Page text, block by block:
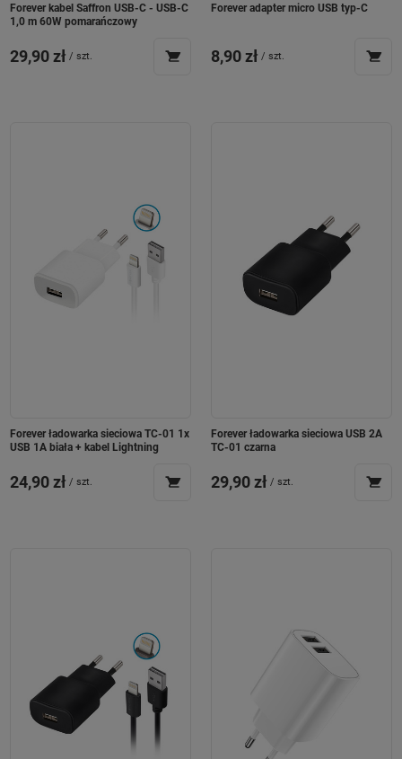
Forever kabel Saffron USB-C - USB-C
1,0 m 60W pomarańczowy
29,90 zł / szt.
Forever adapter micro USB typ-C
8,90 zł / szt.
Forever ładowarka sieciowa TC-01 1x
USB 1A biała + kabel Lightning
24,90 zł / szt.
Forever ładowarka sieciowa USB 2A
TC-01 czarna
29,90 zł / szt.